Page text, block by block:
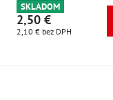
SKLADOM
2,50 €
2,10 € bez DPH